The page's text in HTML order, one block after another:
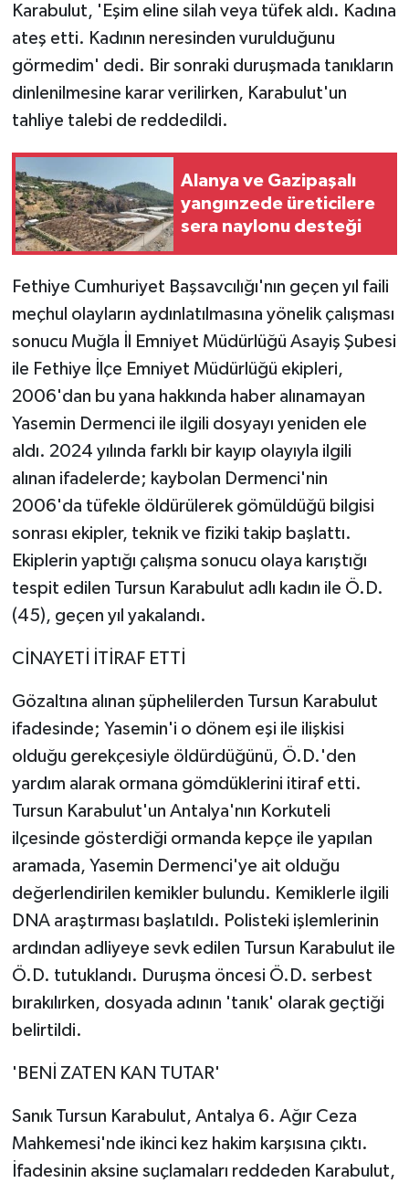
Karabulut, 'Eşim eline silah veya tüfek aldı. Kadına
ateş etti. Kadının neresinden vurulduğunu
görmedim' dedi. Bir sonraki duruşmada tanıkların
dinlenilmesine karar verilirken, Karabulut'un
tahliye talebi de reddedildi.
Alanya ve Gazipaşalı
yangınzede üreticilere
sera naylonu desteği
Fethiye Cumhuriyet Başsavcılığı'nın geçen yıl faili
meçhul olayların aydınlatılmasına yönelik çalışması
sonucu Muğla İl Emniyet Müdürlüğü Asayiş Şubesi
ile Fethiye İlçe Emniyet Müdürlüğü ekipleri,
2006'dan bu yana hakkında haber alınamayan
Yasemin Dermenci ile ilgili dosyayı yeniden ele
aldı. 2024 yılında farklı bir kayıp olayıyla ilgili
alınan ifadelerde; kaybolan Dermenci'nin
2006'da tüfekle öldürülerek gömüldüğü bilgisi
sonrası ekipler, teknik ve fiziki takip başlattı.
Ekiplerin yaptığı çalışma sonucu olaya karıştığı
tespit edilen Tursun Karabulut adlı kadın ile Ö.D.
(45), geçen yıl yakalandı.
CİNAYETİ İTİRAF ETTİ
Gözaltına alınan şüphelilerden Tursun Karabulut
ifadesinde; Yasemin'i o dönem eşi ile ilişkisi
olduğu gerekçesiyle öldürdüğünü, Ö.D.'den
yardım alarak ormana gömdüklerini itiraf etti.
Tursun Karabulut'un Antalya'nın Korkuteli
ilçesinde gösterdiği ormanda kepçe ile yapılan
aramada, Yasemin Dermenci'ye ait olduğu
değerlendirilen kemikler bulundu. Kemiklerle ilgili
DNA araştırması başlatıldı. Polisteki işlemlerinin
ardından adliyeye sevk edilen Tursun Karabulut ile
Ö.D. tutuklandı. Duruşma öncesi Ö.D. serbest
bırakılırken, dosyada adının 'tanık' olarak geçtiği
belirtildi.
'BENİ ZATEN KAN TUTAR'
Sanık Tursun Karabulut, Antalya 6. Ağır Ceza
Mahkemesi'nde ikinci kez hakim karşısına çıktı.
İfadesinin aksine suçlamaları reddeden Karabulut,